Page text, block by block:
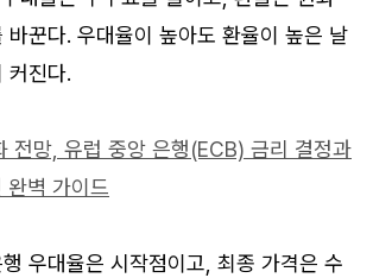
바꾼다. 우대율이 높아도 환율이 높은 날
커진다.
전망, 유럽 중앙 은행(ECB) 금리 결정과
완벽 가이드
우대율은 시작점이고, 최종 가격은 수